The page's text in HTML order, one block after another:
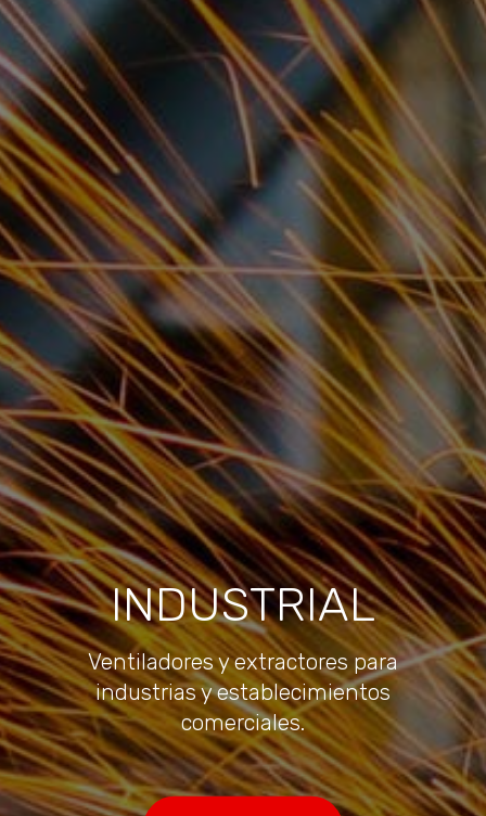
INDUSTRIAL
Ventiladores y extractores para
industrias y establecimientos
comerciales.